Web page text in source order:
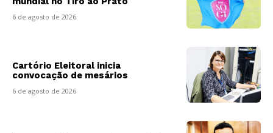
6 de agosto de 2026
Cartório Eleitoral inicia
convocação de mesários
6 de agosto de 2026